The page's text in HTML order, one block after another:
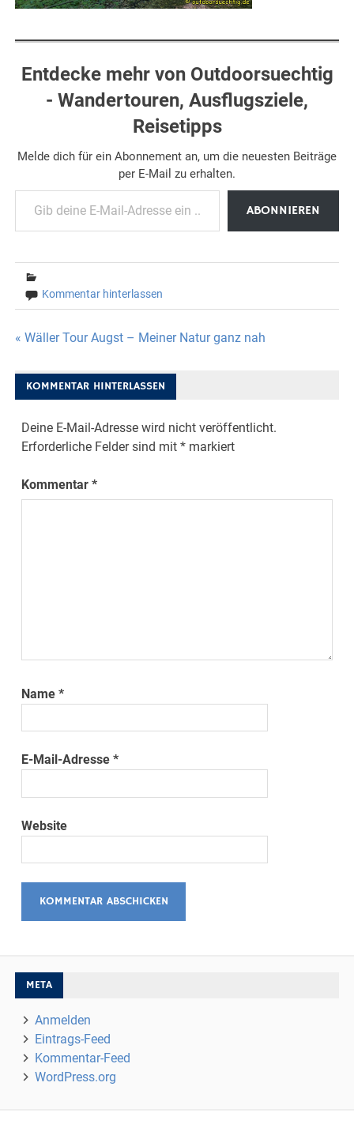
Entdecke mehr von Outdoorsuechtig
- Wandertouren, Ausflugsziele,
Reisetipps
Melde dich für ein Abonnement an, um die neuesten Beiträge
per E-Mail zu erhalten.
Gib deine E-Mail-Adresse ein ...
ABONNIEREN
Kommentar hinterlassen
Beitragsnavigation
« Wäller Tour Augst – Meiner Natur ganz nah
KOMMENTAR HINTERLASSEN
Deine E-Mail-Adresse wird nicht veröffentlicht.
Erforderliche Felder sind mit* markiert
Kommentar*
Name*
E-Mail-Adresse*
Website
META
Anmelden
Eintrags-Feed
Kommentar-Feed
WordPress.org